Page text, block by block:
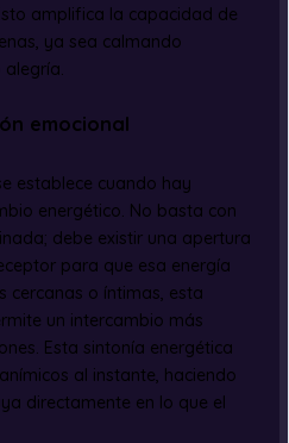
amplifica la capacidad de
ya sea calmando
emocional
establece cuando hay
energético. No basta con
debe existir una apertura
para que esa energía
cercanas o íntimas, esta
un intercambio más
Esta sintonía energética
al instante, haciendo
directamente en lo que el